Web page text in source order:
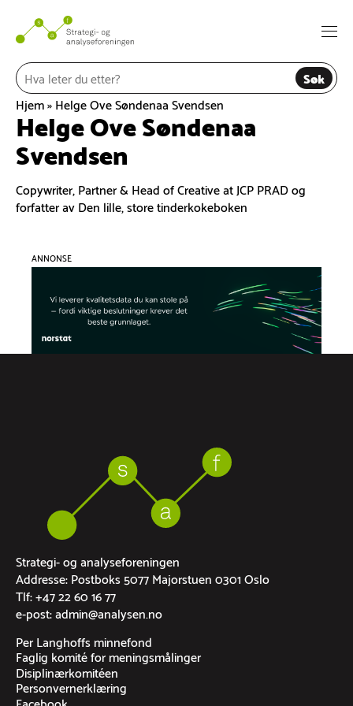
innhold
Søk
Hjem»Helge Ove Søndenaa Svendsen
Helge Ove Søndenaa
Svendsen
Copywriter, Partner & Head of Creative at JCP PRAD og
forfatter av Den lille, store tinderkokeboken
ANNONSE
Strategi- og analyseforeningen
Addresse: Postboks 5077 Majorstuen 0301 Oslo
Tlf: +47 22 60 16 77
e-post: admin@analysen.no
Per Langhoffs minnefond
Faglig komité for meningsmålinger
Disiplinærkomitéen
Personvernerklæring